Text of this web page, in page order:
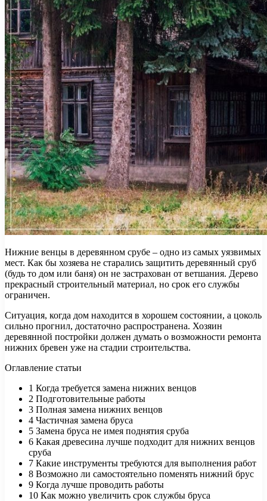
Нижние венцы в деревянном срубе – одно из самых уязвимых
мест. Как бы хозяева не старались защитить деревянный сруб
(будь то дом или баня) он не застрахован от ветшания. Дерево
прекрасный строительный материал, но срок его службы
ограничен.
Ситуация, когда дом находится в хорошем состоянии, а цоколь
сильно прогнил, достаточно распространена. Хозяин
деревянной постройки должен думать о возможности ремонта
нижних бревен уже на стадии строительства.
Оглавление статьи
1 Когда требуется замена нижних венцов
2 Подготовительные работы
3 Полная замена нижних венцов
4 Частичная замена бруса
5 Замена бруса не имея поднятия сруба
6 Какая древесина лучше подходит для нижних венцов
сруба
7 Какие инструменты требуются для выполнения работ
8 Возможно ли самостоятельно поменять нижний брус
9 Когда лучше проводить работы
10 Как можно увеличить срок службы бруса